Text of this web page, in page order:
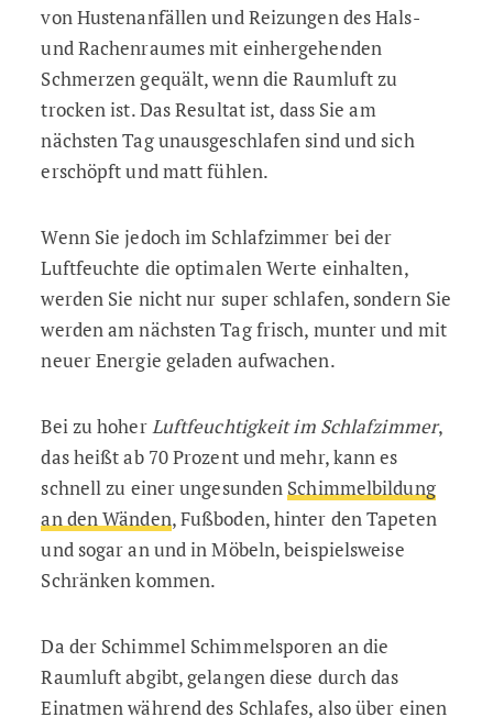
von Hustenanfällen und Reizungen des Hals-
und Rachenraumes mit einhergehenden
Schmerzen gequält, wenn die Raumluft zu
trocken ist. Das Resultat ist, dass Sie am
nächsten Tag unausgeschlafen sind und sich
erschöpft und matt fühlen.
Wenn Sie jedoch im Schlafzimmer bei der
Luftfeuchte die optimalen Werte einhalten,
werden Sie nicht nur super schlafen, sondern Sie
werden am nächsten Tag frisch, munter und mit
neuer Energie geladen aufwachen.
Bei zu hoherLuftfeuchtigkeit im Schlafzimmer,
das heißt ab 70 Prozent und mehr, kann es
schnell zu einer ungesunden Schimmelbildung
an den Wänden, Fußboden, hinter den Tapeten
und sogar an und in Möbeln, beispielsweise
Schränken kommen.
Da der Schimmel Schimmelsporen an die
Raumluft abgibt, gelangen diese durch das
Einatmen während des Schlafes, also über einen